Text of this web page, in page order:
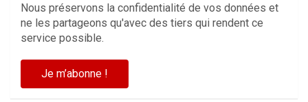
Nous préservons la confidentialité de vos données et
ne les partageons qu'avec des tiers qui rendent ce
service possible.